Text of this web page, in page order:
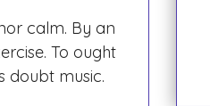
calm. By an
To ought
doubt music.